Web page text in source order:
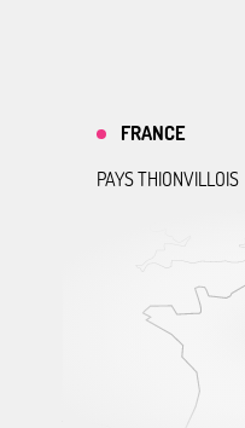
FRANCE
PAYS THIONVILLOIS